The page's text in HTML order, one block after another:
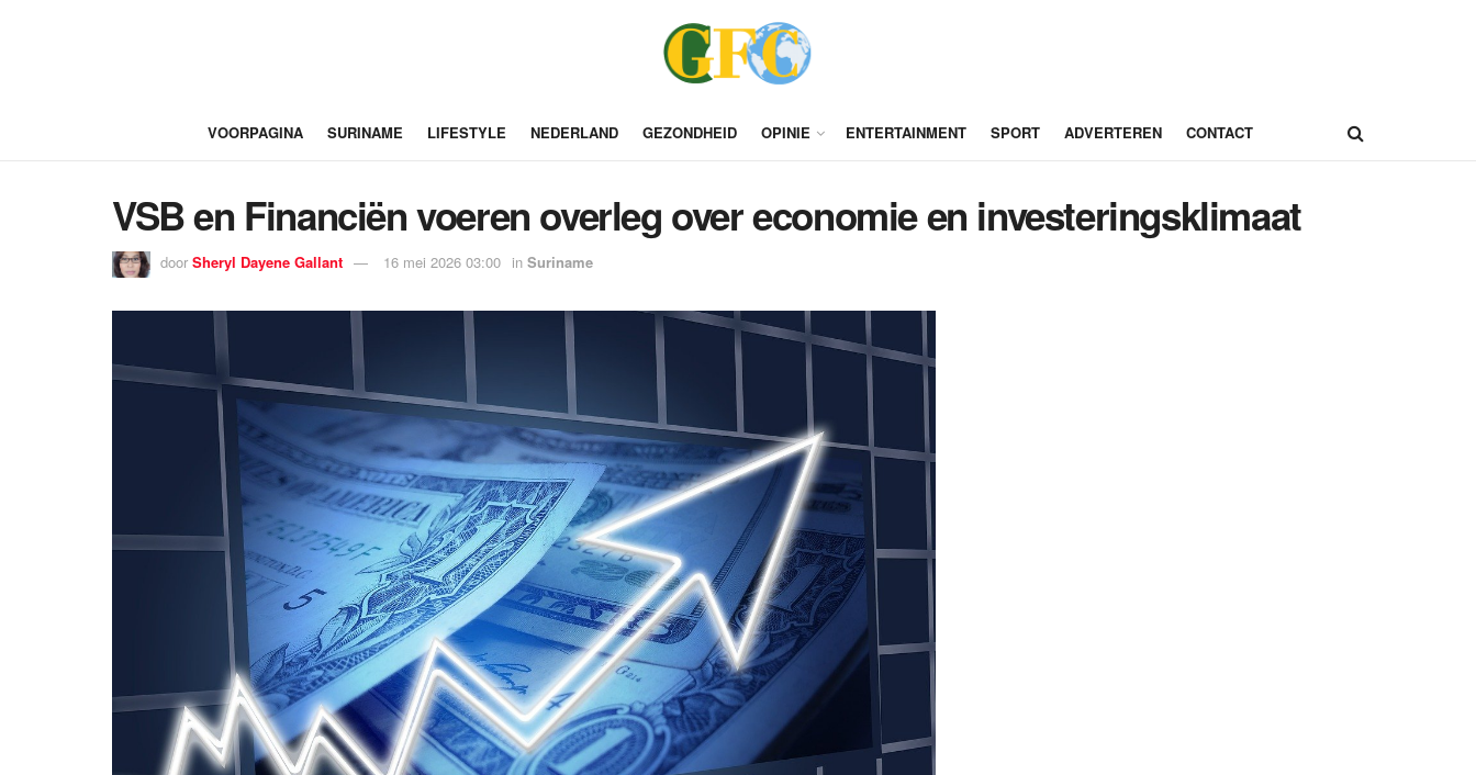
VOORPAGINA SURINAME LIFESTYLE NEDERLAND GEZONDHEID OPINIE ENTERTAINMENT SPORT ADVERTEREN CONTACT
VSB en Financiën voeren overleg over economie en investeringsklimaat
door Sheryl Dayene Gallant 16 mei 2026 03:00 in Suriname